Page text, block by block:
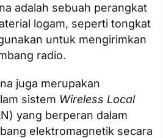
adalah sebuah perangkat
logam, seperti tongkat
untuk mengirimkan
radio.
juga merupakan
sistem Wireless Local
yang berperan dalam
elektromagnetik secara